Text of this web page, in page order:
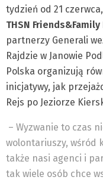
tydzień od 21
THSN Friends&Family
partnerzy Generali
Rajdzie w Janowie
Polska organizują
inicjatywy, jak
Rejs po Jeziorze
– Wyzwanie to czas
wolontariuszy, wśród
także nasi agenci i
tak wiele osób chce